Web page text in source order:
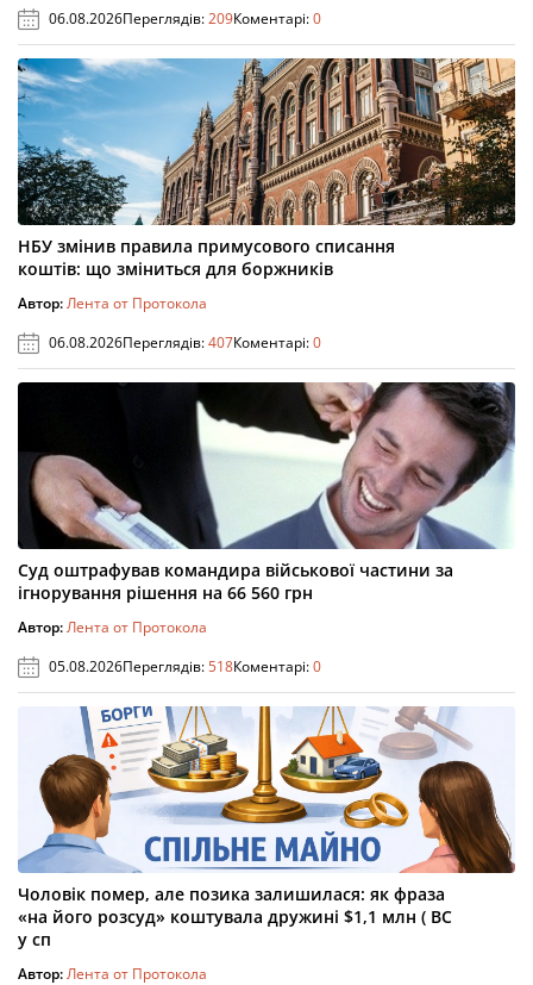
06.08.2026Переглядів:209Коментарі:0
НБУ змінив правила примусового списання
коштів: що зміниться для боржників
Автор:Лента от Протокола
06.08.2026Переглядів:407Коментарі:0
Суд оштрафував командира військової частини за
ігнорування рішення на 66 560 грн
Автор:Лента от Протокола
05.08.2026Переглядів:518Коментарі:0
Чоловік помер, але позика залишилася: як фраза
«на його розсуд» коштувала дружині $1,1 млн ( ВС
у сп
Автор:Лента от Протокола